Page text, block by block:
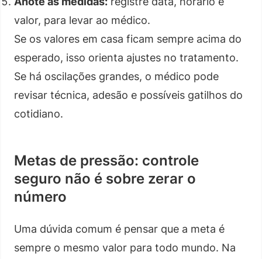
valor, para levar ao médico.
Se os valores em casa ficam sempre acima do
esperado, isso orienta ajustes no tratamento.
Se há oscilações grandes, o médico pode
revisar técnica, adesão e possíveis gatilhos do
cotidiano.
Metas de pressão: controle
seguro não é sobre zerar o
número
Uma dúvida comum é pensar que a meta é
sempre o mesmo valor para todo mundo. Na